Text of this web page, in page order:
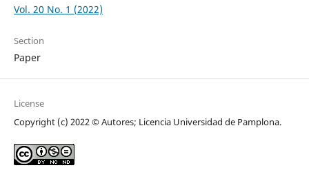
Vol. 20 No. 1 (2022)
Section
Paper
License
Copyright (c) 2022 © Autores; Licencia Universidad de Pamplona.